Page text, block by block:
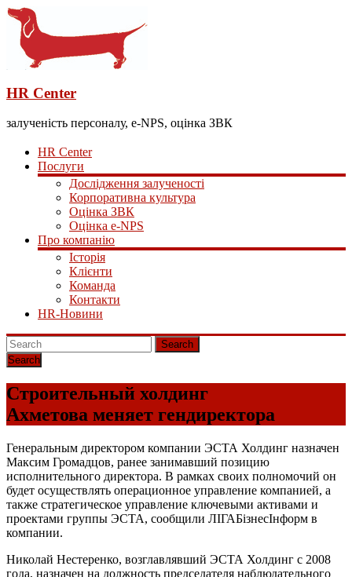
HR Center
залученість персоналу, e-NPS, оцінка ЗВК
HR Center
Послуги
Дослідження залученості
Корпоративна культура
Оцінка ЗВК
Оцінка e-NPS
Про компанію
Історія
Клієнти
Команда
Контакти
HR-Новини
Search
Строительный холдинг
Ахметова меняет гендиректора
Генеральным директором компании ЭСТА Холдинг назначен
Максим Громадцов, ранее занимавший позицию
исполнительного директора. В рамках своих полномочий он
будет осуществлять операционное управление компанией, а
также стратегическое управление ключевыми активами и
проектами группы ЭСТА, сообщили ЛІГАБізнесІнформ в
компании.
Николай Нестеренко, возглавлявший ЭСТА Холдинг с 2008
года, назначен на должность председателя наблюдательного